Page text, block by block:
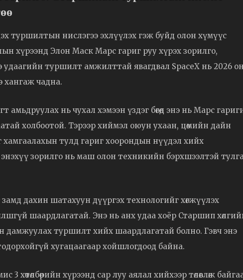
туршилтын нислэгээ эхлүүлэх гэж буйд олон хүмүүс
хүрээнд Элон Маск Марс гариг руу хүрэх зорилго,
энэ удаагийн туршилт амжилттай явагдвал SpaceX нь 2026
хангаж чадна.
амьдруулах нь чухал хэмээн үздэг бөгөөд энэ нь Марс
холбоотой. Тэрээр хиймэл оюун ухаан, цөмийн дайн
хамгаалахын тулд гариг хоорондын нүүдэл хийх
зорилго нь маш олон техникийн бэрхшээлтэй
дахин шатахуун дүүргэх технологийг хөгжүүлэх
шаардлагатай. Энэ нь анх удаа хоёр Старшип
дамжуулах туршилт хийх шаардлагатай болно. Гэвч энэ
тодорхойгүй хугацаагаар хойшлогдоод байна.
хөтөлбөрийн хүрээнд сар луу аялал хийхээр төлөвлөж